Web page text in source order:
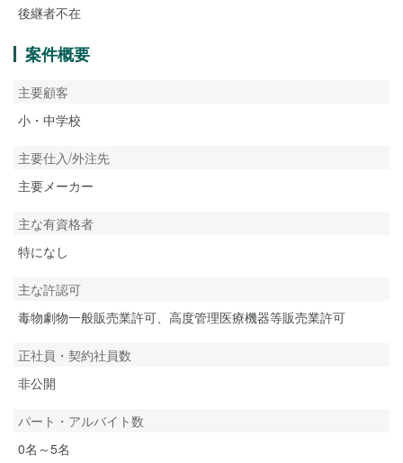
後継者不在
案件概要
主要顧客
小・中学校
主要仕入/外注先
主要メーカー
主な有資格者
特になし
主な許認可
毒物劇物一般販売業許可、高度管理医療機器等販売業許可
正社員・契約社員数
非公開
パート・アルバイト数
0名～5名